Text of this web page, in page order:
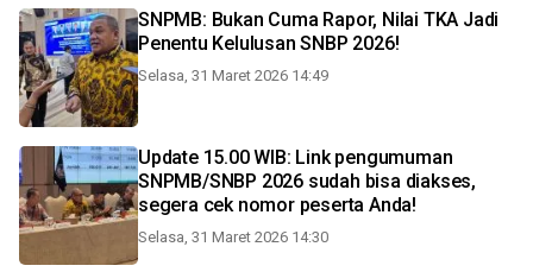
SNPMB: Bukan Cuma Rapor, Nilai TKA Jadi
Penentu Kelulusan SNBP 2026!
Selasa, 31 Maret 2026 14:49
Update 15.00 WIB: Link pengumuman
SNPMB/SNBP 2026 sudah bisa diakses,
segera cek nomor peserta Anda!
Selasa, 31 Maret 2026 14:30